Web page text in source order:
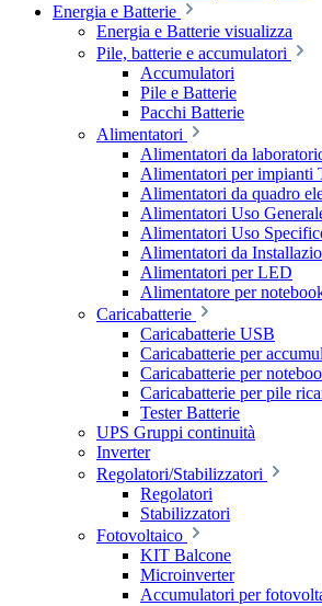
Energia e Batterie
Energia e Batterie visualizza
Pile, batterie e accumulatori
Accumulatori
Pile e Batterie
Pacchi Batterie
Alimentatori
Alimentatori da
Alimentatori per impianti
Alimentatori da quadro
Alimentatori Uso
Alimentatori Uso
Alimentatori da
Alimentatori per LED
Alimentatore per
Caricabatterie
Caricabatterie USB
Caricabatterie per
Caricabatterie per
Caricabatterie per pile
Tester Batterie
UPS Gruppi continuità
Inverter
Regolatori/Stabilizzatori
Regolatori
Stabilizzatori
Fotovoltaico
KIT Balcone
Microinverter
Accumulatori per